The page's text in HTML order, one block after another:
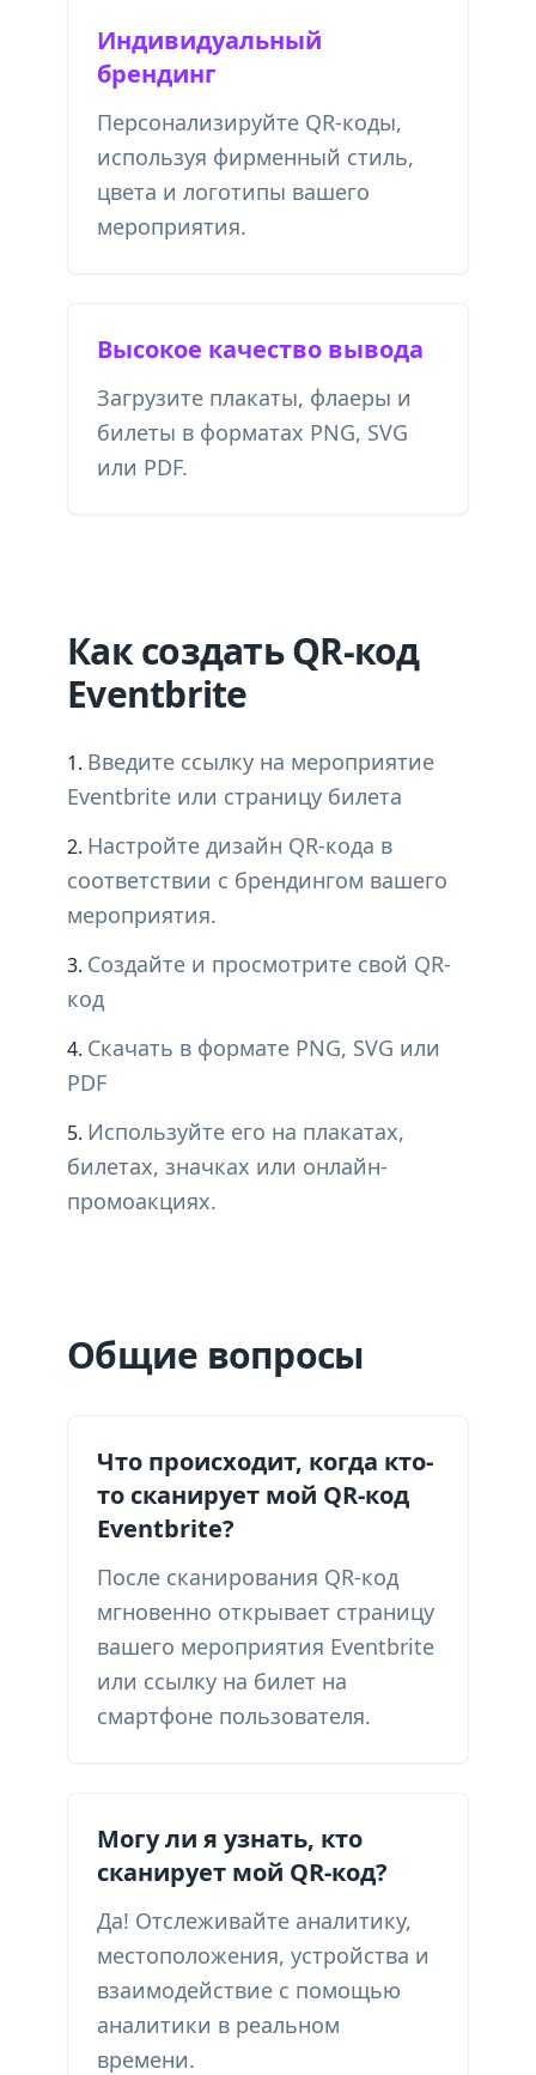
Индивидуальный
брендинг
Персонализируйте QR-коды,
используя фирменный стиль,
цвета и логотипы вашего
мероприятия.
Высокое качество вывода
Загрузите плакаты, флаеры и
билеты в форматах PNG, SVG
или PDF.
Как создать QR-код
Eventbrite
Введите ссылку на мероприятие
Eventbrite или страницу билета
Настройте дизайн QR-кода в
соответствии с брендингом вашего
мероприятия.
Создайте и просмотрите свой QR-
код
Скачать в формате PNG, SVG или
PDF
Используйте его на плакатах,
билетах, значках или онлайн-
промоакциях.
Общие вопросы
Что происходит, когда кто-
то сканирует мой QR-код
Eventbrite?
После сканирования QR-код
мгновенно открывает страницу
вашего мероприятия Eventbrite
или ссылку на билет на
смартфоне пользователя.
Могу ли я узнать, кто
сканирует мой QR-код?
Да! Отслеживайте аналитику,
местоположения, устройства и
взаимодействие с помощью
аналитики в реальном
времени.